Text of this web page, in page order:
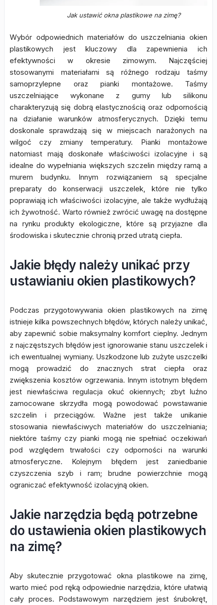
Jak ustawić okna plastikowe na zimę?
Wybór odpowiednich materiałów do uszczelniania okien
plastikowych jest kluczowy dla zapewnienia ich
efektywności w okresie zimowym. Najczęściej
stosowanymi materiałami są różnego rodzaju taśmy
samoprzylepne oraz pianki montażowe. Taśmy
uszczelniające wykonane z gumy lub silikonu
charakteryzują się dobrą elastycznością oraz odpornością
na działanie warunków atmosferycznych. Dzięki temu
doskonale sprawdzają się w miejscach narażonych na
wilgoć czy zmiany temperatury. Pianki montażowe
natomiast mają doskonałe właściwości izolacyjne i są
idealne do wypełniania większych szczelin między ramą a
murem budynku. Innym rozwiązaniem są specjalne
preparaty do konserwacji uszczelek, które nie tylko
poprawiają ich właściwości izolacyjne, ale także wydłużają
ich żywotność. Warto również zwrócić uwagę na dostępne
na rynku produkty ekologiczne, które są przyjazne dla
środowiska i skutecznie chronią przed utratą ciepła.
Jakie błędy należy unikać przy
ustawianiu okien plastikowych?
Podczas przygotowywania okien plastikowych na zimę
istnieje kilka powszechnych błędów, których należy unikać,
aby zapewnić sobie maksymalny komfort cieplny. Jednym
z najczęstszych błędów jest ignorowanie stanu uszczelek i
ich ewentualnej wymiany. Uszkodzone lub zużyte uszczelki
mogą prowadzić do znacznych strat ciepła oraz
zwiększenia kosztów ogrzewania. Innym istotnym błędem
jest niewłaściwa regulacja okuć okiennych; zbyt luźno
zamocowane skrzydła mogą powodować powstawanie
szczelin i przeciągów. Ważne jest także unikanie
stosowania niewłaściwych materiałów do uszczelniania;
niektóre taśmy czy pianki mogą nie spełniać oczekiwań
pod względem trwałości czy odporności na warunki
atmosferyczne. Kolejnym błędem jest zaniedbanie
czyszczenia szyb i ram; brudne powierzchnie mogą
ograniczać efektywność izolacyjną okien.
Jakie narzędzia będą potrzebne
do ustawienia okien plastikowych
na zimę?
Aby skutecznie przygotować okna plastikowe na zimę,
warto mieć pod ręką odpowiednie narzędzia, które ułatwią
cały proces. Podstawowym narzędziem jest śrubokręt,